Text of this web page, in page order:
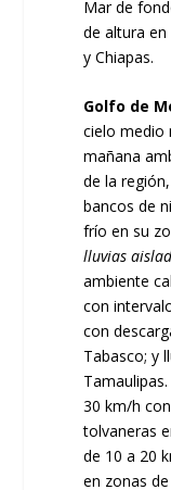
Mar de
de altura en
y Chiapas.
Golfo de
cielo medio
mañana
de la
bancos de
frío en su
lluvias
ambiente
con
con
Tabasco; y
30 km/h
tolvaneras
de 10 a 20
en zonas